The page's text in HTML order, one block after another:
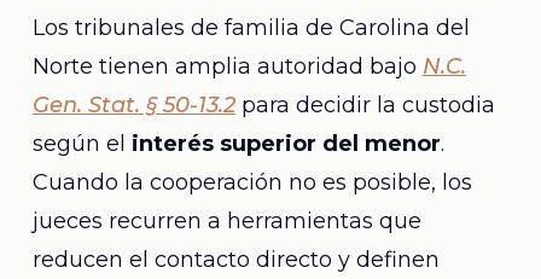
Los tribunales de familia de Carolina del
Norte tienen amplia autoridad bajo N.C.
Gen. Stat. § 50-13.2para decidir la custodia
según el interés superior del menor.
Cuando la cooperación no es posible, los
jueces recurren a herramientas que
reducen el contacto directo y definen